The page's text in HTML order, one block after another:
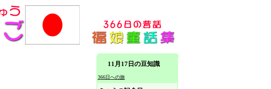
11月17日の豆知識
366日への旅